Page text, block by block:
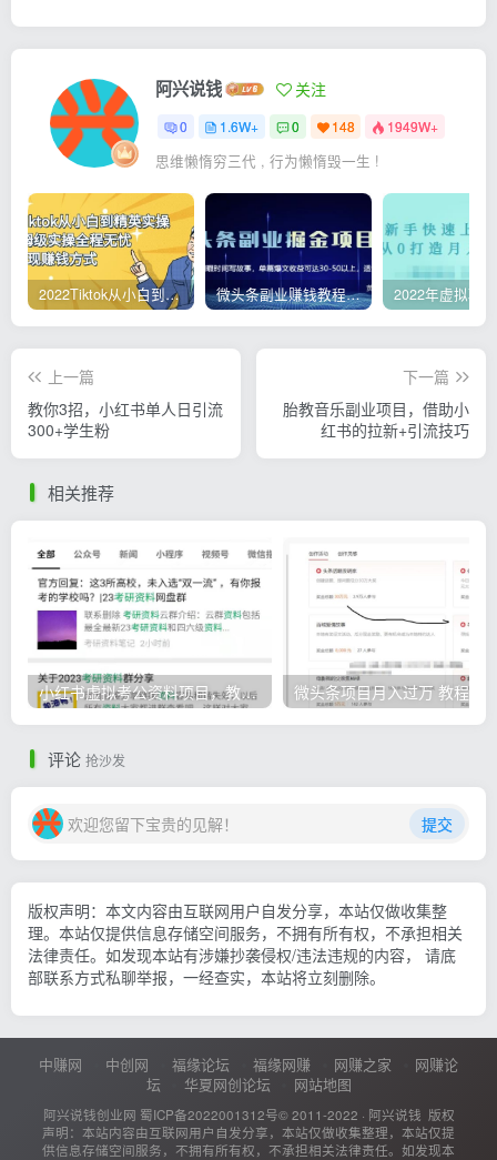
阿兴说钱 关注
0 1.6W+ 0 148 1949W+
思维懒惰穷三代 , 行为懒惰毁一生 !
2022Tiktok从小白到精英实操，0-1保姆级实操全程无忧，多种变现赚钱方式 微头条副业赚钱教程，项目单号单天做到50-100+收益
上一篇
教你3招，小红书单人日引流
300+学生粉
下一篇
胎教音乐副业项目，借助小
红书的拉新+引流技巧
相关推荐
小红书虚拟考公资料项目，教资项目轻松月入过万的核心玩法
评论 抢沙发
欢迎您留下宝贵的见解！ 提交
版权声明：本文内容由互联网用户自发分享，本站仅做收集整
理。本站仅提供信息存储空间服务，不拥有所有权，不承担相关
法律责任。如发现本站有涉嫌抄袭侵权/违法违规的内容， 请底
部联系方式私聊举报，一经查实，本站将立刻删除。
中赚网 中创网 福缘论坛 福缘网赚 网赚之家
网赚论
坛
华夏网创论坛 网站地图
阿兴说钱创业网 蜀ICP备2022001312号© 2011-2022 · 阿兴说钱 版权
声明：本站内容由互联网用户自发分享，本站仅做收集整理，本站仅提
供信息存储空间服务，不拥有所有权，不承担相关法律责任。如发现本